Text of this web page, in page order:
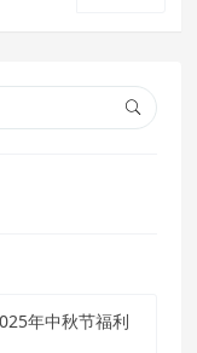
年中秋节福利